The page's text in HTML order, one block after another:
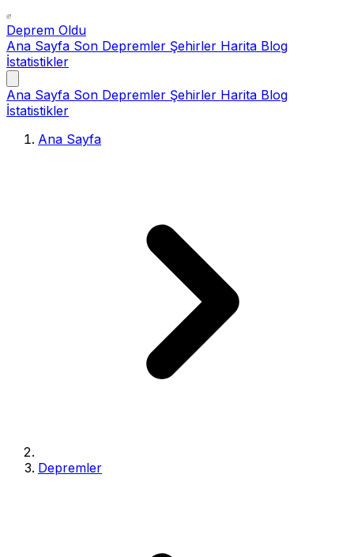
Deprem Oldu
Ana Sayfa Son Depremler Şehirler Harita Blog
İstatistikler
Ana Sayfa Son Depremler Şehirler Harita Blog
İstatistikler
Ana Sayfa
Depremler